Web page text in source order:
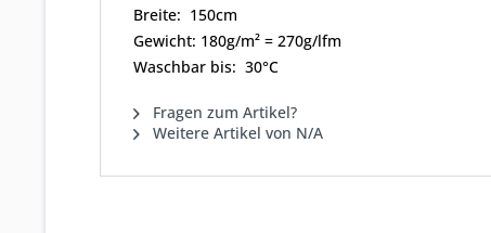
Breite: 150cm
Gewicht: 180g/m² = 270g/lfm
Waschbar bis: 30°C
Fragen zum Artikel?
Weitere Artikel von N/A